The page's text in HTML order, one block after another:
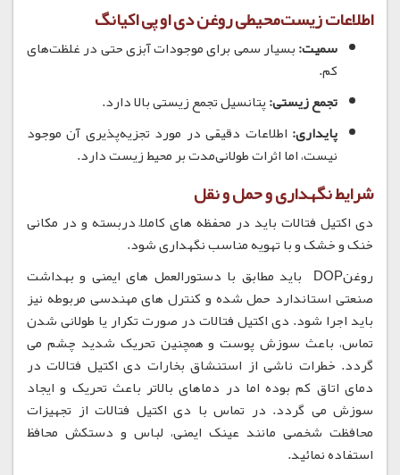
اطلاعات زیست‌محیطی روغن دی او پی اکیانگ
سمیت:بسیار سمی برای موجودات آبزی حتی در غلظت‌های
کم.
تجمع زیستی:پتانسیل تجمع زیستی بالا دارد.
پایداری: اطلاعات دقیقی در مورد تجزیه‌پذیری آن موجود
نیست، اما اثرات طولانی‌مدت بر محیط زیست دارد.
شرایط نگهداری و حمل و نقل
دی اکتیل فتالات باید در محفظه های کاملاً دربسته و در مکانی
خنک و خشک و با تهویه مناسب نگهداری شود.
روغنDOP باید مطابق با دستورالعمل های ایمنی و بهداشت
صنعتی استاندارد حمل شده و کنترل های مهندسی مربوطه نیز
باید اجرا شود. دی اکتیل فتالات در صورت تکرار یا طولانی شدن
تماس، باعث سوزش پوست و همچنین تحریک شدید چشم می
گردد. خطرات ناشی از استنشاق بخارات دی اکتیل فتالات در
دمای اتاق کم بوده اما در دماهای بالاتر باعث تحریک و ایجاد
سوزش می گردد. در تماس با دی اکتیل فتالات از تجهیزات
محافظت شخصی مانند عینک ایمنی، لباس و دستکش محافظ
استفاده نمائید.